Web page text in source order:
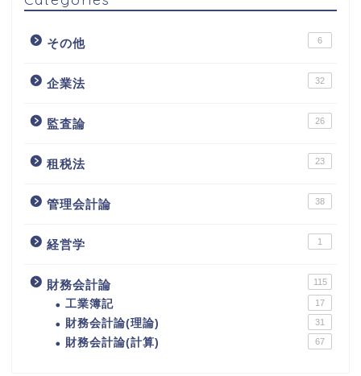
その他 6
企業法 32
監査論 26
租税法 23
管理会計論 38
経営学 1
財務会計論 115
工業簿記 17
財務会計論(理論) 31
財務会計論(計算) 67